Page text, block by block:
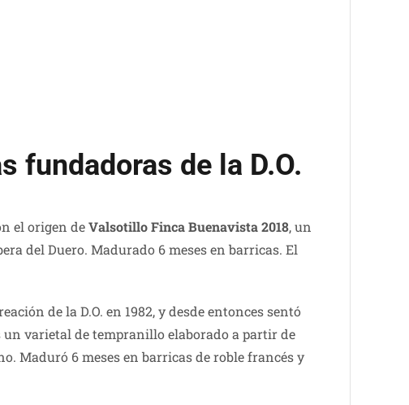
fundadoras de la D.O.
el origen deValsotillo Finca Buenavista 2018, un
del Duero. Madurado 6 meses en barricas. El
de la D.O. en 1982, y desde entonces sentó
un varietal de tempranillo elaborado a partir de
Maduró 6 meses en barricas de roble francés y